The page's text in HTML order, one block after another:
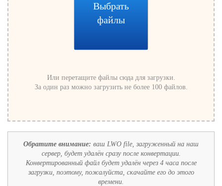
Выбрать
файлы
Или перетащите файлы сюда для загрузки.
За один раз можно загрузить не более 100 файлов.
Обратите внимание: ваш LWO file, загруженный на наш
сервер, будет удалён сразу после конвертации.
Конвертированный файл будет удалён через 4 часа после
загрузки, поэтому, пожалуйста, скачайте его до этого
времени.